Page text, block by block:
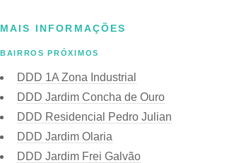
MAIS INFORMAÇÕES
BAIRROS PRÓXIMOS
DDD 1A Zona Industrial
DDD Jardim Concha de Ouro
DDD Residencial Pedro Julian
DDD Jardim Olaria
DDD Jardim Frei Galvão